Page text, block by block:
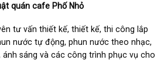
quán cafe Phố Nhỏ
tư vấn thiết kế, thiết kế, thi công lắp
nước tự động, phun nước theo nhạc,
sáng và các công trình phục vụ cho